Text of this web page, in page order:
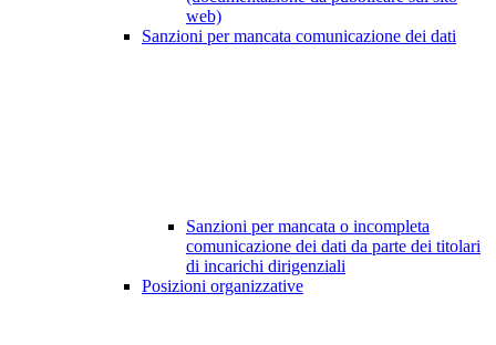
web)
Sanzioni per mancata comunicazione dei dati
Sanzioni per mancata o incompleta
comunicazione dei dati da parte dei titolari
di incarichi dirigenziali
Posizioni organizzative